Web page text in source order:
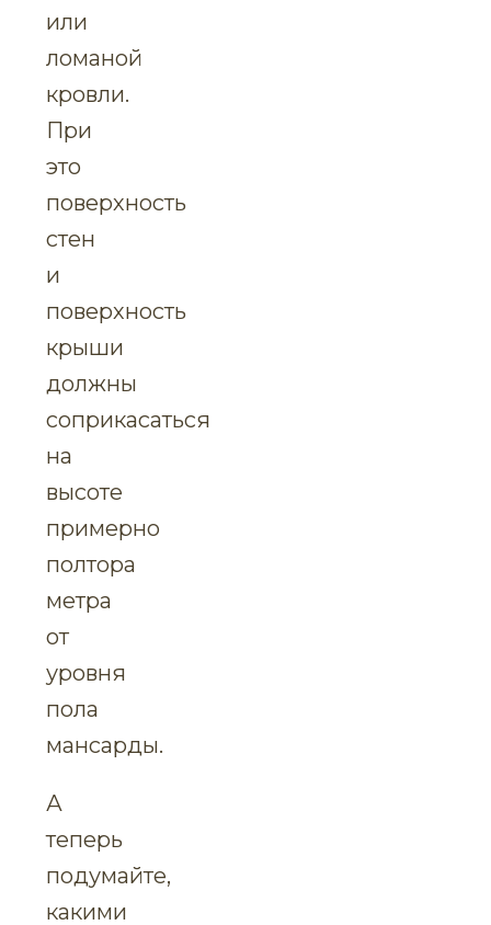
или
ломаной
кровли.
При
это
поверхность
стен
и
поверхность
крыши
должны
соприкасаться
на
высоте
примерно
полтора
метра
от
уровня
пола
мансарды.
А
теперь
подумайте,
какими